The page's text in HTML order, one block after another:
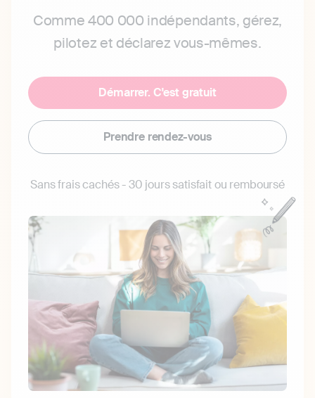
Comme 400 000 indépendants, gérez,
pilotez et déclarez vous-mêmes.
Démarrer. C'est gratuit
Prendre rendez-vous
Sans frais cachés - 30 jours satisfait ou remboursé